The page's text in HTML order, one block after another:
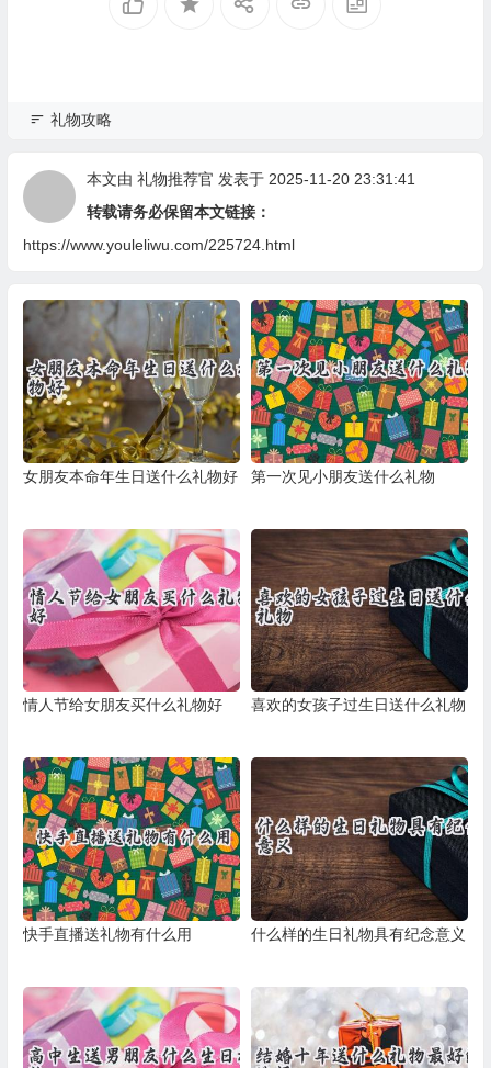
礼物攻略
本文由 礼物推荐官 发表于 2025-11-20 23:31:41
转载请务必保留本文链接：
https://www.youleliwu.com/225724.html
女朋友本命年生日送什么礼物好 第一次见小朋友送什么礼物
情人节给女朋友买什么礼物好 喜欢的女孩子过生日送什么礼物
快手直播送礼物有什么用 什么样的生日礼物具有纪念意义